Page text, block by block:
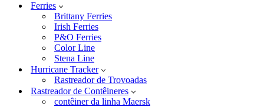
Ferries
Brittany Ferries
Irish Ferries
P&O Ferries
Color Line
Stena Line
Hurricane Tracker
Rastreador de Trovoadas
Rastreador de Contêineres
contêiner da linha Maersk